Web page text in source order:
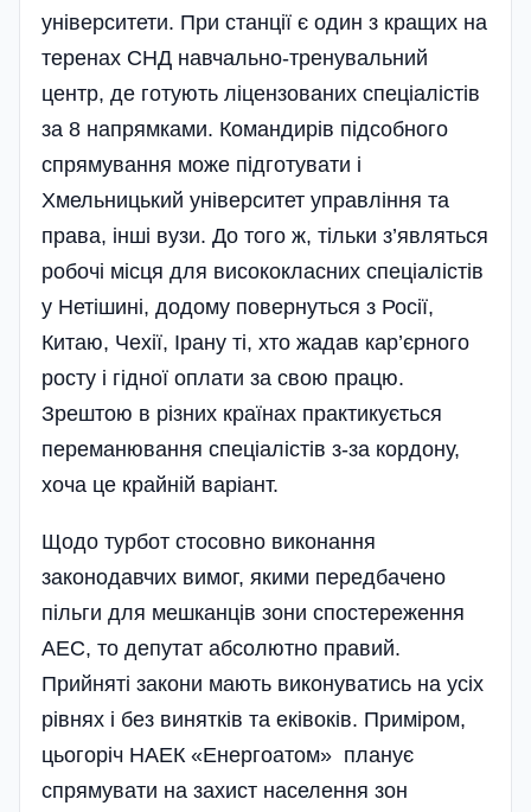
університети. При станції є один з кращих на
теренах СНД навчально-тренувальний
центр, де готують ліцензованих спеціалістів
за 8 напрямками. Командирів підсобного
спрямування може підготувати і
Хмельницький університет управління та
права, інші вузи. До того ж, тільки з’являться
робочі місця для висококласних спеціалістів
у Нетішині, додому повернуться з Росії,
Китаю, Чехії, Ірану ті, хто жадав кар’єрного
росту і гідної оплати за свою працю.
Зрештою в різних країнах практикується
переманювання спеціалістів з-за кордону,
хоча це крайній варіант.
Щодо турбот стосовно виконання
законодавчих вимог, якими передбачено
пільги для мешканців зони спостереження
АЕС, то депутат абсолютно правий.
Прийняті закони мають виконуватись на усіх
рівнях і без винятків та еківоків. Приміром,
цьогоріч НАЕК «Енергоатом» планує
спрямувати на захист населення зон